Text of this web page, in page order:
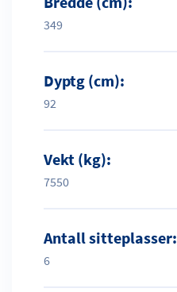
349
Dyptg (cm):
92
Vekt (kg):
7550
Antall sitteplasser:
6